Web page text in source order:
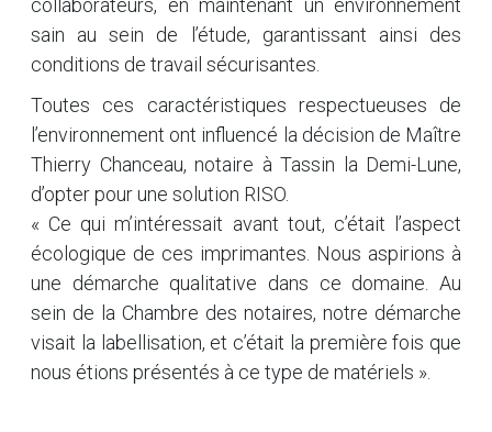
sain au sein de l’étude, garantissant ainsi des
conditions de travail sécurisantes.
Toutes ces caractéristiques respectueuses de
l’environnement ont influencé la décision de Maître
Thierry Chanceau, notaire à Tassin la Demi-Lune,
d’opter pour une solution RISO.
« Ce qui m’intéressait avant tout, c’était l’aspect
écologique de ces imprimantes. Nous aspirions à
une démarche qualitative dans ce domaine. Au
sein de la Chambre des notaires, notre démarche
visait la labellisation, et c’était la première fois que
nous étions présentés à ce type de matériels ».